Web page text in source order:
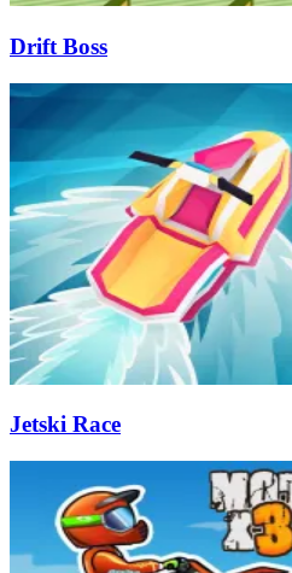
Drift Boss
Jetski Race